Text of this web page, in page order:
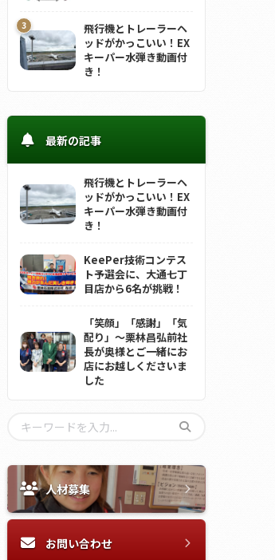
飛行機とトレーラーヘ
ッドがかっこいい！EX
キーパー水弾き動画付
き！
最新の記事
飛行機とトレーラーヘ
ッドがかっこいい！EX
キーパー水弾き動画付
き！
KeePer技術コンテス
ト予選会に、大通七丁
目店から6名が挑戦！
「笑顔」「感謝」「気
配り」～栗林昌弘前社
長が奥様とご一緒にお
店にお越しくださいま
した
人材募集
お問い合わせ